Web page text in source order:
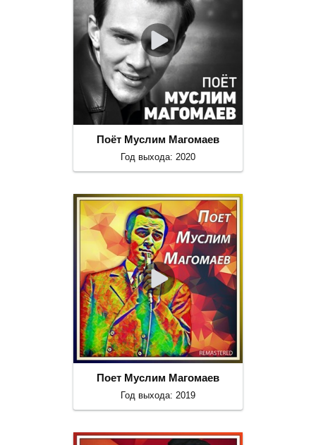
Поёт Муслим Магомаев
Год выхода: 2020
Поет Муслим Магомаев
Год выхода: 2019